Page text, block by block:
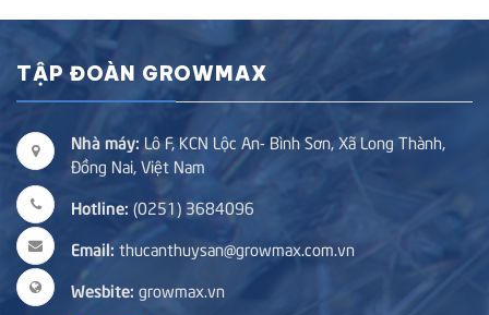
TẬP ĐOÀN GROWMAX
Nhà máy: Lô F, KCN Lộc An- Bình Sơn, Xã Long Thành,
Đồng Nai, Việt Nam
Hotline: (0251) 3684096
Email: thucanthuysan@growmax.com.vn
Wesbite: growmax.vn